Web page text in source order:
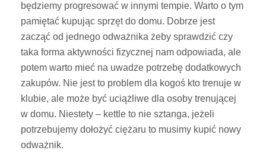
będziemy progresować w innymi tempie. Warto o tym
pamiętać kupując sprzęt do domu. Dobrze jest
zacząć od jednego odważnika żeby sprawdzić czy
taka forma aktywności fizycznej nam odpowiada, ale
potem warto mieć na uwadze potrzebę dodatkowych
zakupów. Nie jest to problem dla kogoś kto trenuje w
klubie, ale może być uciążliwe dla osoby trenującej
w domu. Niestety – kettle to nie sztanga, jeżeli
potrzebujemy dołożyć ciężaru to musimy kupić nowy
odważnik.